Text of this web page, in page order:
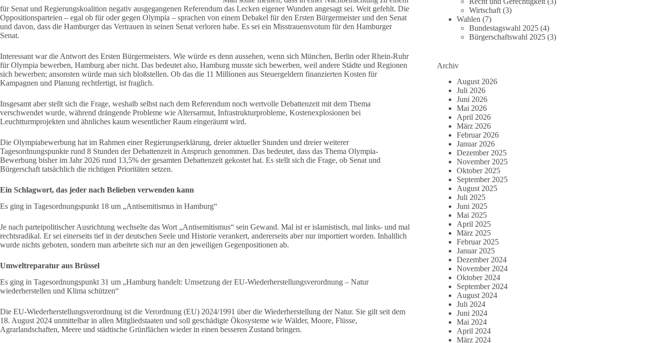
für Senat und Regierungskoalition negativ ausgegangenen Referendum das Lecken eigener Wunden angesagt sei. Weit gefehlt. Die
Oppositionsparteien – egal ob für oder gegen Olympia – sprachen von einem Debakel für den Ersten Bürgermeister und den Senat
und davon, dass die Hamburger das Vertrauen in seinen Senat verloren habe. Es sei ein Misstrauensvotum für den Hamburger
Senat.
Interessant war die Antwort des Ersten Bürgermeisters. Wie würde es denn aussehen, wenn sich München, Berlin oder Rhein-Ruhr
für Olympia bewerben, Hamburg aber nicht. Das bedeutet also, Hamburg musste sich bewerben, weil andere Städte und Regionen
sich bewerben; ansonsten würde man sich bloßstellen. Ob das die 11 Millionen aus Steuergeldern finanzierten Kosten für
Kampagnen und Planung rechtfertigt, ist fraglich.
Insgesamt aber stellt sich die Frage, weshalb selbst nach dem Referendum noch wertvolle Debattenzeit mit dem Thema
verschwendet wurde, während drängende Probleme wie Altersarmut, Infrastrukturprobleme, Kostenexplosionen bei
Leuchtturmprojekten und ähnliches kaum wesentlicher Raum eingeräumt wird.
Die Olympiabewerbung hat im Rahmen einer Regierungserklärung, dreier aktueller Stunden und dreier weiterer
Tagesordnungspunkte rund 8 Stunden der Debattenzeit in Anspruch genommen. Das bedeutet, dass das Thema Olympia-
Bewerbung bisher im Jahr 2026 rund 13,5% der gesamten Debattenzeit gekostet hat. Es stellt sich die Frage, ob Senat und
Bürgerschaft tatsächlich die richtigen Prioritäten setzen.
Ein Schlagwort, das jeder nach Belieben verwenden kann
Es ging in Tagesordnungspunkt 18 um „Antisemitismus in Hamburg“
Je nach parteipolitischer Ausrichtung wechselte das Wort „Antisemitismus“ sein Gewand. Mal ist er islamistisch, mal links- und mal
rechtsradikal. Er sei einerseits tief in der deutschen Seele und Historie verankert, andererseits aber nur importiert worden. Inhaltlich
wurde nichts geboten, sondern man arbeitete sich nur an den jeweiligen Gegenpositionen ab.
Umweltreparatur aus Brüssel
Es ging in Tagesordnungspunkt 31 um „Hamburg handelt: Umsetzung der EU-Wiederherstellungsverordnung – Natur
wiederherstellen und Klima schützen“
Die EU-Wiederherstellungsverordnung ist die Verordnung (EU) 2024/1991 über die Wiederherstellung der Natur. Sie gilt seit dem
18. August 2024 unmittelbar in allen Mitgliedstaaten und soll geschädigte Ökosysteme wie Wälder, Moore, Flüsse,
Agrarlandschaften, Meere und städtische Grünflächen wieder in einen besseren Zustand bringen.
Wirtschaft (3)
Wahlen (7)
Bundestagswahl 2025 (4)
Bürgerschaftswahl 2025 (3)
Archiv
August 2026
Juli 2026
Juni 2026
Mai 2026
April 2026
März 2026
Februar 2026
Januar 2026
Dezember 2025
November 2025
Oktober 2025
September 2025
August 2025
Juli 2025
Juni 2025
Mai 2025
April 2025
März 2025
Februar 2025
Januar 2025
Dezember 2024
November 2024
Oktober 2024
September 2024
August 2024
Juli 2024
Juni 2024
Mai 2024
April 2024
März 2024